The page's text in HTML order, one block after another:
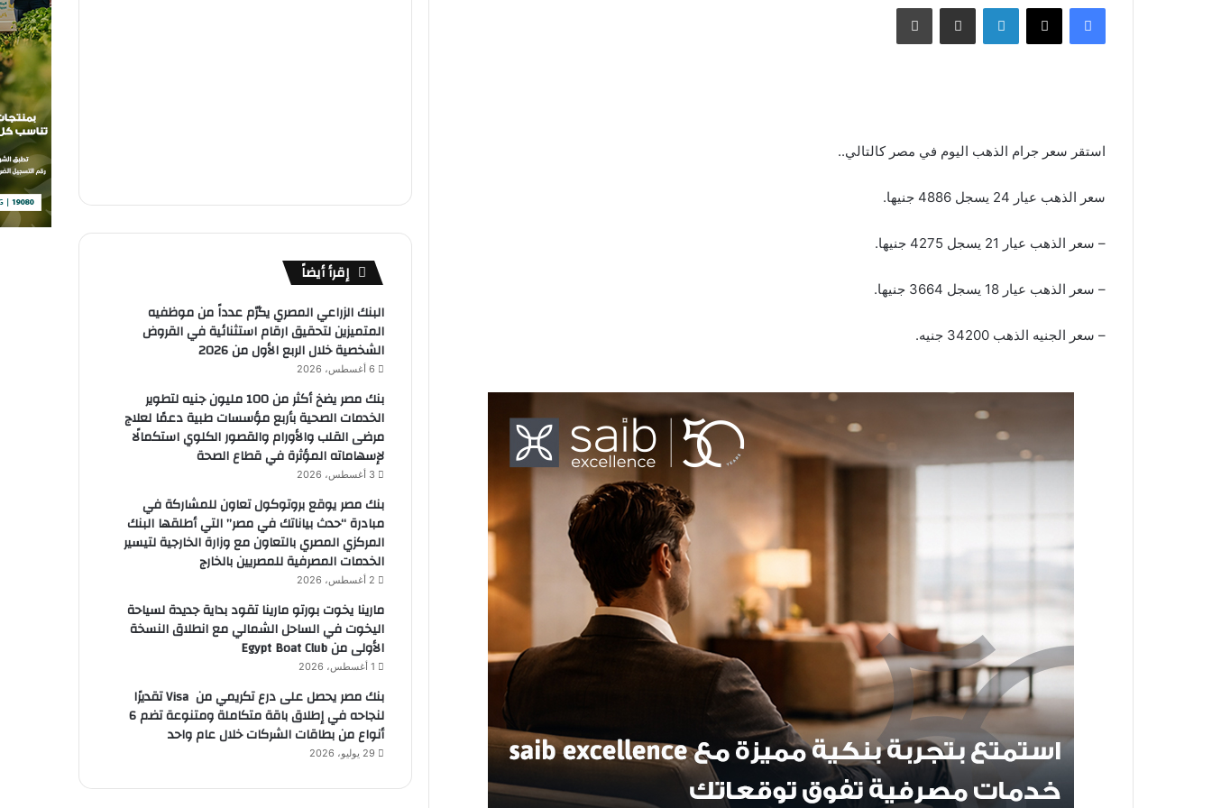
فيسبوك X لينكدإن مشاركة عبر البريد طباعة
استقر سعر جرام الذهب اليوم في مصر كالتالي..
سعر الذهب عيار 24 يسجل 4886 جنيها.
– سعر الذهب عيار 21 يسجل 4275 جنيها.
– سعر الذهب عيار 18 يسجل 3664 جنيها.
– سعر الجنيه الذهب 34200 جنيه.
إقرأ أيضاً
البنك الزراعي المصري يكرّم عدداً من موظفيه
المتميزين لتحقيق ارقام استثنائية في القروض
الشخصية خلال الربع الأول من 2026
6 أغسطس، 2026
بنك مصر يضخ أكثر من 100 مليون جنيه لتطوير
الخدمات الصحية بأربع مؤسسات طبية دعمًا لعلاج
مرضى القلب والأورام والقصور الكلوي استكمالًا
لإسهاماته المؤثرة في قطاع الصحة
3 أغسطس، 2026
بنك مصر يوقع بروتوكول تعاون للمشاركة في
مبادرة “حدث بياناتك في مصر” التي أطلقها البنك
المركزي المصري بالتعاون مع وزارة الخارجية لتيسير
الخدمات المصرفية للمصريين بالخارج
2 أغسطس، 2026
مارينا يخوت بورتو مارينا تقود بداية جديدة لسياحة
اليخوت في الساحل الشمالي مع انطلاق النسخة
الأولى من Egypt Boat Club
1 أغسطس، 2026
بنك مصر يحصل على درع تكريمي من Visa تقديرًا
لنجاحه في إطلاق باقة متكاملة ومتنوعة تضم 6
أنواع من بطاقات الشركات خلال عام واحد
29 يوليو، 2026